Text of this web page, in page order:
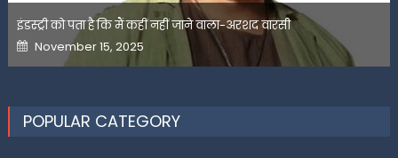
इंडस्ट्री को पता है कि मैं कहीं नहीं जाने वाला-अरशद वारसी
Posted
on
November 15, 2025
POPULAR CATEGORY